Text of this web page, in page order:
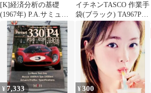
[K]経済分析の基礎
(1967年) P.A.サミュエ
ルソン; 佐藤 隆三
イチネンTASCO 作業手
袋(ブラック) TA967PA-
3K
¥ 7,333 ¥300